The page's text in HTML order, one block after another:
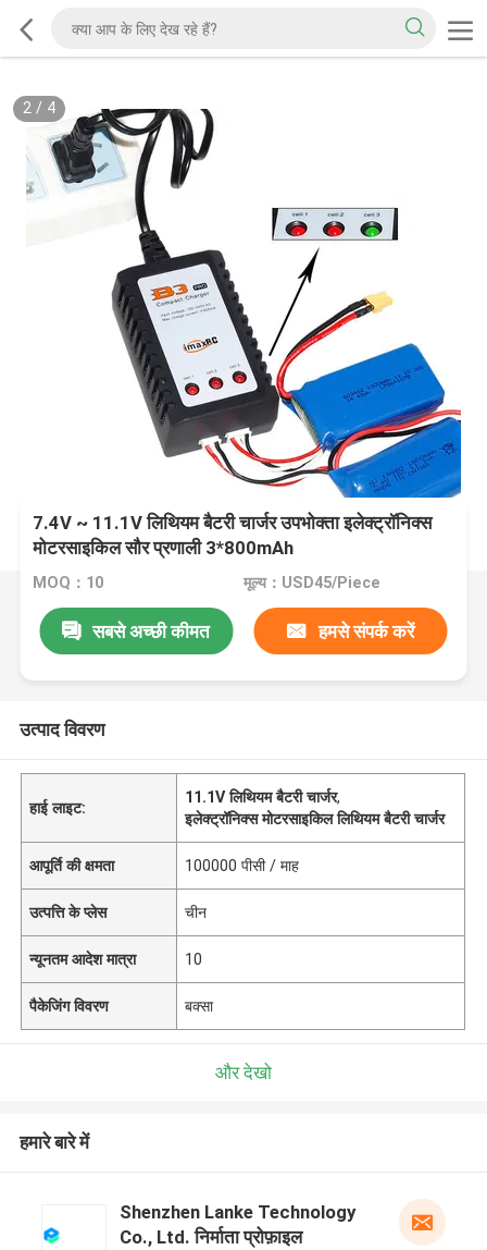
2/ 4
7.4V ~ 11.1V लिथियम बैटरी चार्जर उपभोक्ता इलेक्ट्रॉनिक्स
मोटरसाइकिल सौर प्रणाली 3*800mAh
MOQ：10 मूल्य：USD45/Piece
सबसे अच्छी कीमत हमसे संपर्क करें
उत्पाद विवरण
हाई लाइट:
11.1V लिथियम बैटरी चार्जर,
इलेक्ट्रॉनिक्स मोटरसाइकिल लिथियम बैटरी चार्जर
आपूर्ति की क्षमता 100000 पीसी / माह
उत्पत्ति के प्लेस चीन
न्यूनतम आदेश मात्रा 10
पैकेजिंग विवरण बक्सा
और देखो
हमारे बारे में
Shenzhen Lanke Technology
Co., Ltd. निर्माता प्रोफ़ाइल